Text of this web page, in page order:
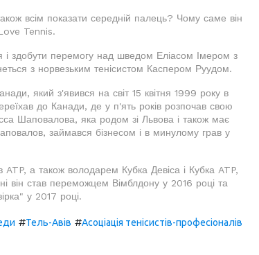
всім показати середній палець? Чому саме він
Tennis.
і здобути перемогу над шведом Еліасом Імером з
з норвезьким тенісистом Каспером Руудом.
який з'явився на світ 15 квітня 1999 року в
до Канади, де у п'ять років розпочав свою
Шаповалова, яка родом зі Львова і також має
займався бізнесом і в минулому грав у
а також володарем Кубка Девіса і Кубка ATP,
він став переможцем Вімблдону у 2016 році та
у 2017 році.
#Тель-Авів #Асоціація тенісистів-професіоналів